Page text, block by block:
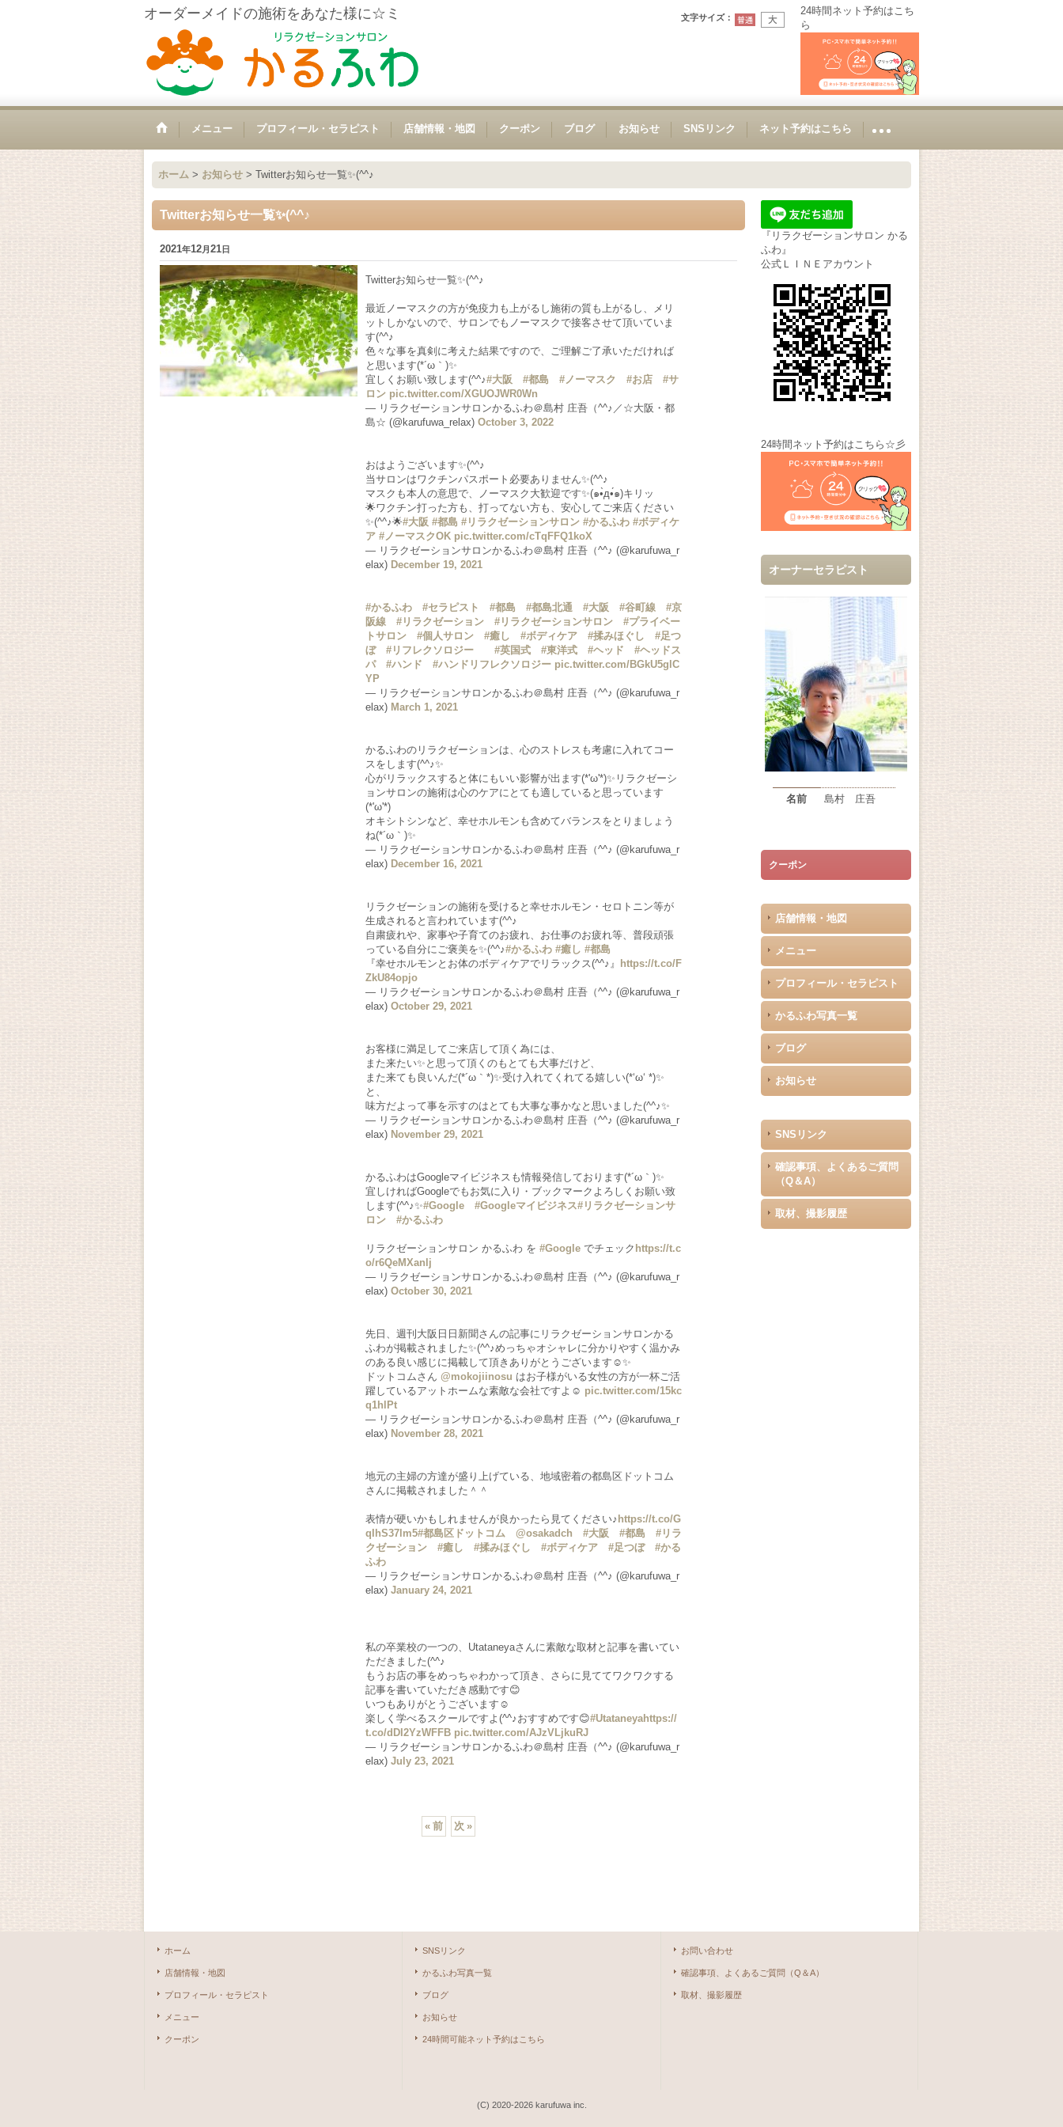
オーダーメイドの施術をあなた様に☆ミ
24時間ネット予約はこち
ら
文字サイズ：
メニュー プロフィール・セラピスト 店舗情報・地図 クーポン ブログ お知らせ SNSリンク ネット予約はこちら
ホーム > お知らせ > Twitterお知らせ一覧✨(^^♪
Twitterお知らせ一覧✨(^^♪
2021年12月 21 日
Twitterお知らせ一覧✨(^^♪
最近ノーマスクの方が免疫力も上がるし施術の質も上がるし、メリ
ットしかないので、サロンでもノーマスクで接客させて頂いていま
す(^^♪
色々な事を真剣に考えた結果ですので、ご理解ご了承いただければ
と思います(*´ω｀)✨
宜しくお願い致します(^^♪#大阪 #都島 #ノーマスク #お店
#サ
ロン pic.twitter.com/XGUOJWR0Wn
— リラクゼーションサロンかるふわ＠島村 庄吾（^^♪／☆大阪・都
島☆ (@karufuwa_relax) October 3, 2022
おはようございます✨(^^♪
当サロンはワクチンパスポート必要ありません✨(^^♪
マスクも本人の意思で、ノーマスク大歓迎です✨(๑•̀д•́๑)キリッ
🌟ワクチン打った方も、打ってない方も、安心してご来店ください
✨(^^♪🌟#大阪 #都島 #リラクゼーションサロン #かるふわ #ボディケ
ア #ノーマスクOK pic.twitter.com/cTqFFQ1koX
— リラクゼーションサロンかるふわ＠島村 庄吾（^^♪ (@karufuwa_r
elax) December 19, 2021
#かるふわ #セラピスト #都島 #都島北通 #大阪 #谷町線
#京
阪線
#リラクゼーション #リラクゼーションサロン
#プライベー
トサロン
#個人サロン #癒し #ボディケア #揉みほぐし
#足つ
ぼ
#リフレクソロジー #英国式 #東洋式 #ヘッド
#ヘッドス
パ
#ハンド #ハンドリフレクソロジー pic.twitter.com/BGkU5glC
YP
— リラクゼーションサロンかるふわ＠島村 庄吾（^^♪ (@karufuwa_r
elax) March 1, 2021
かるふわのリラクゼーションは、心のストレスも考慮に入れてコー
スをします(^^♪✨
心がリラックスすると体にもいい影響が出ます(*'ω'*)✨リラクゼーシ
ョンサロンの施術は心のケアにとても適していると思っています
(*'ω'*)
オキシトシンなど、幸せホルモンも含めてバランスをとりましょう
ね(*´ω｀)✨
— リラクゼーションサロンかるふわ＠島村 庄吾（^^♪ (@karufuwa_r
elax) December 16, 2021
リラクゼーションの施術を受けると幸せホルモン・セロトニン等が
生成されると言われています(^^♪
自粛疲れや、家事や子育てのお疲れ、お仕事のお疲れ等、普段頑張
っている自分にご褒美を✨(^^♪#かるふわ #癒し #都島
『幸せホルモンとお体のボディケアでリラックス(^^♪』
https://t.co/F
ZkU84opjo
— リラクゼーションサロンかるふわ＠島村 庄吾（^^♪ (@karufuwa_r
elax) October 29, 2021
お客様に満足してご来店して頂く為には、
また来たい✨と思って頂くのもとても大事だけど、
また来ても良いんだ(*´ω｀*)✨受け入れてくれてる嬉しい(*‘ω‘ *)✨
と、
味方だよって事を示すのはとても大事な事かなと思いました(^^♪✨
— リラクゼーションサロンかるふわ＠島村 庄吾（^^♪ (@karufuwa_r
elax) November 29, 2021
かるふわはGoogleマイビジネスも情報発信しております(*´ω｀)✨
宜しければGoogleでもお気に入り・ブックマークよろしくお願い致
します(^^♪✨#Google #Googleマイビジネス#リラクゼーションサ
ロン
#かるふわ
リラクゼーションサロン かるふわ を #Google でチェック https://t.c
o/r6QeMXanlj
— リラクゼーションサロンかるふわ＠島村 庄吾（^^♪ (@karufuwa_r
elax) October 30, 2021
先日、週刊大阪日日新聞さんの記事にリラクゼーションサロンかる
ふわが掲載されました✨(^^♪めっちゃオシャレに分かりやすく温かみ
のある良い感じに掲載して頂きありがとうございます☺️✨
ドットコムさん @mokojiinosu はお子様がいる女性の方が一杯ご活
躍しているアットホームな素敵な会社ですよ☺️ pic.twitter.com/15kc
q1hlPt
— リラクゼーションサロンかるふわ＠島村 庄吾（^^♪ (@karufuwa_r
elax) November 28, 2021
地元の主婦の方達が盛り上げている、地域密着の都島区ドットコム
さんに掲載されました＾＾
表情が硬いかもしれませんが良かったら見てください♪ https://t.co/G
qIhS37lm5#都島区ドットコム @osakadch #大阪 #都島
#リラ
クゼーション
#癒し #揉みほぐし #ボディケア #足つぼ
#かる
ふわ
— リラクゼーションサロンかるふわ＠島村 庄吾（^^♪ (@karufuwa_r
elax) January 24, 2021
私の卒業校の一つの、Utataneyaさんに素敵な取材と記事を書いてい
ただきました(^^♪
もうお店の事をめっちゃわかって頂き、さらに見ててワクワクする
記事を書いていただき感動です😊
いつもありがとうございます☺️
楽しく学べるスクールですよ(^^♪おすすめです😊#Utataneyahttps://
t.co/dDI2YzWFFB pic.twitter.com/AJzVLjkuRJ
— リラクゼーションサロンかるふわ＠島村 庄吾（^^♪ (@karufuwa_r
elax) July 23, 2021
« 前 次 »
『リラクゼーションサロン かる
ふわ』
公式ＬＩＮＥアカウント
24時間ネット予約はこちら☆彡
オーナーセラピスト
名前 島村 庄吾
クーポン
店舗情報・地図
メニュー
プロフィール・セラピスト
かるふわ写真一覧
ブログ
お知らせ
SNSリンク
確認事項、よくあるご質問
（Q＆A）
取材、撮影履歴
ホーム
店舗情報・地図
プロフィール・セラピスト
メニュー
クーポン
SNSリンク
かるふわ写真一覧
ブログ
お知らせ
24時間可能ネット予約はこちら
お問い合わせ
確認事項、よくあるご質問（Q＆A）
取材、撮影履歴
(C) 2020-2026 karufuwa inc.